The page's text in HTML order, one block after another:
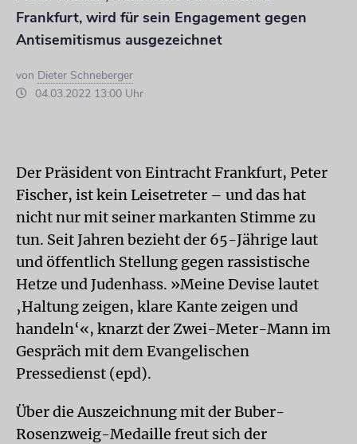
Frankfurt, wird für sein Engagement gegen
Antisemitismus ausgezeichnet
von Dieter Schneberger
04.03.2022 13:00 Uhr
Der Präsident von Eintracht Frankfurt, Peter
Fischer, ist kein Leisetreter – und das hat
nicht nur mit seiner markanten Stimme zu
tun. Seit Jahren bezieht der 65-Jährige laut
und öffentlich Stellung gegen rassistische
Hetze und Judenhass. »Meine Devise lautet
‚Haltung zeigen, klare Kante zeigen und
handeln‘«, knarzt der Zwei-Meter-Mann im
Gespräch mit dem Evangelischen
Pressedienst (epd).
Über die Auszeichnung mit der Buber-
Rosenzweig-Medaille freut sich der